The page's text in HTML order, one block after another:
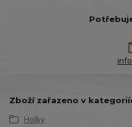
Zboží zařazeno v
Holky